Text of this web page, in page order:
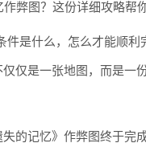
是什么，怎么才能顺利
仅是一张地图，而是一
的记忆》作弊图终于完